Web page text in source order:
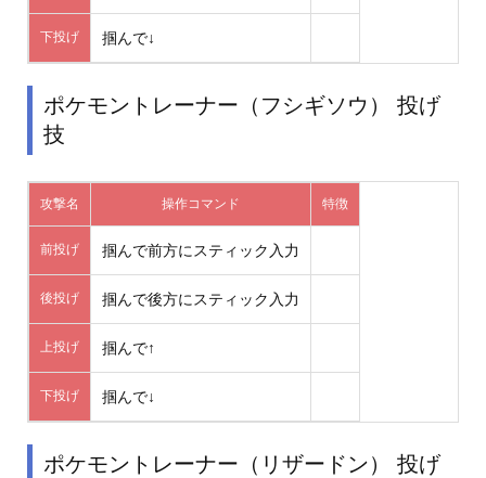
下投げ 掴んで↓
ポケモントレーナー（フシギソウ） 投げ
技
攻撃名 操作コマンド 特徴
前投げ 掴んで前方にスティック入力
後投げ 掴んで後方にスティック入力
上投げ 掴んで↑
下投げ 掴んで↓
ポケモントレーナー（リザードン） 投げ